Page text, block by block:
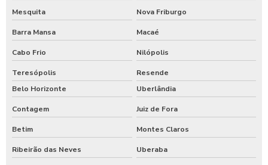
Mesquita Nova Friburgo
Barra Mansa Macaé
Cabo Frio Nilópolis
Teresópolis
Resende
Belo Horizonte
Uberlândia
Contagem Juiz de Fora
Betim Montes Claros
Ribeirão das Neves Uberaba